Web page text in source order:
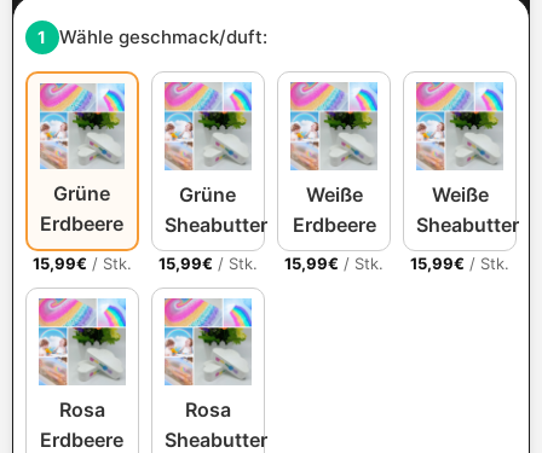
1 Wähle geschmack/duft:
Grüne
Erdbeere
15,99€ / Stk.
Grüne
Sheabutter
15,99€ / Stk.
Weiße
Erdbeere
15,99€ / Stk.
Weiße
Sheabutter
15,99€ / Stk.
Rosa
Erdbeere
Rosa
Sheabutter